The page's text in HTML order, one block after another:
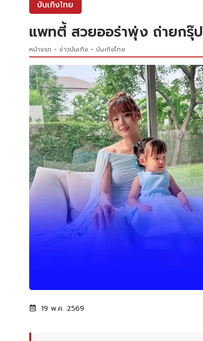
บันเทิงไทย
แพทตี้ สวยออร่าพุ่ง ถ่ายกรุ๊
หน้าแรก ข่าวบันเทิง บันเทิงไทย
19 พ.ค. 2569